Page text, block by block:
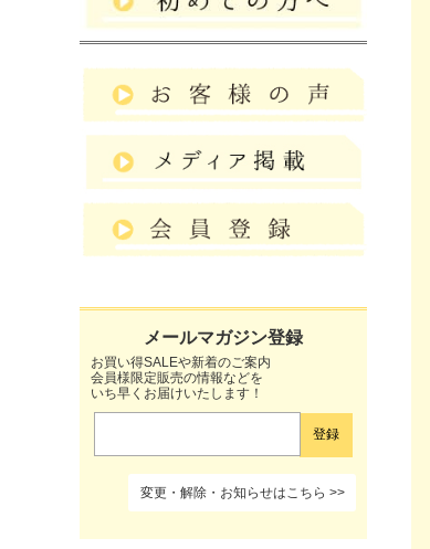
お買い得SALEや新着のご案内
会員様限定販売の情報などを
いち早くお届けいたします！
変更・解除・お知らせはこちら